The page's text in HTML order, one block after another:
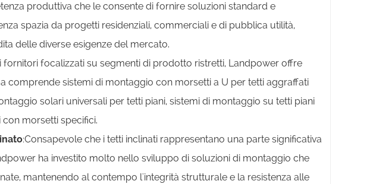
produttiva che le consente di fornire soluzioni standard e
spazia da progetti residenziali, commerciali e di pubblica utilità,
delle diverse esigenze del mercato.
fornitori focalizzati su segmenti di prodotto ristretti, Landpower offre
comprende sistemi di montaggio con morsetti a U per tetti aggraffati
solari universali per tetti piani, sistemi di montaggio su tetti piani
morsetti specifici.
:Consapevole che i tetti inclinati rappresentano una parte significativa
ha investito molto nello sviluppo di soluzioni di montaggio che
mantenendo al contempo l'integrità strutturale e la resistenza alle